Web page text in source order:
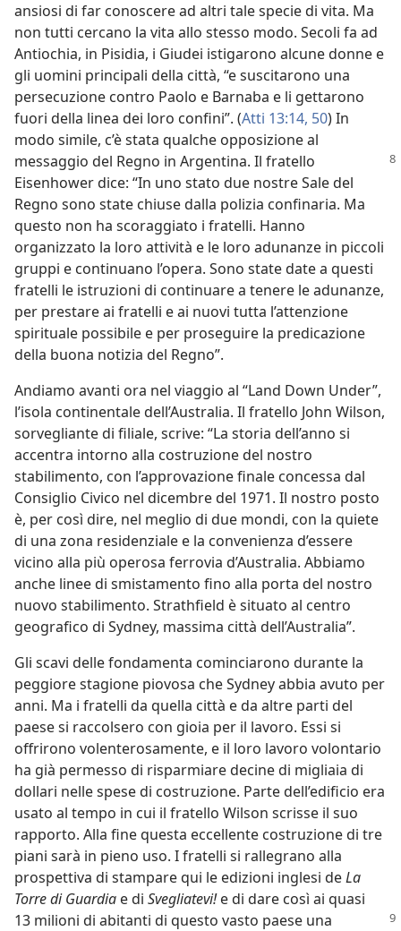
ansiosi di far conoscere ad altri tale specie di vita. Ma
non tutti cercano la vita allo stesso modo. Secoli fa ad
Antiochia, in Pisidia, i Giudei istigarono alcune donne e
gli uomini principali della città, “e suscitarono una
persecuzione contro Paolo e Barnaba e li gettarono
fuori della linea dei loro confini”. (Atti 13:14, 50) In
modo simile, c’è stata qualche opposizione al
messaggio del Regno in Argentina. Il fratello
Eisenhower dice: “In uno stato due nostre Sale del
Regno sono state chiuse dalla polizia confinaria. Ma
questo non ha scoraggiato i fratelli. Hanno
organizzato la loro attività e le loro adunanze in piccoli
gruppi e continuano l’opera. Sono state date a questi
fratelli le istruzioni di continuare a tenere le adunanze,
per prestare ai fratelli e ai nuovi tutta l’attenzione
spirituale possibile e per proseguire la predicazione
della buona notizia del Regno”.
Andiamo avanti ora nel viaggio al “Land Down Under”,
l’isola continentale dell’Australia. Il fratello John Wilson,
sorvegliante di filiale, scrive: “La storia dell’anno si
accentra intorno alla costruzione del nostro
stabilimento, con l’approvazione finale concessa dal
Consiglio Civico nel dicembre del 1971. Il nostro posto
è, per così dire, nel meglio di due mondi, con la quiete
di una zona residenziale e la convenienza d’essere
vicino alla più operosa ferrovia d’Australia. Abbiamo
anche linee di smistamento fino alla porta del nostro
nuovo stabilimento. Strathfield è situato al centro
geografico di Sydney, massima città dell’Australia”.
Gli scavi delle fondamenta cominciarono durante la
peggiore stagione piovosa che Sydney abbia avuto per
anni. Ma i fratelli da quella città e da altre parti del
paese si raccolsero con gioia per il lavoro. Essi si
offrirono volenterosamente, e il loro lavoro volontario
ha già permesso di risparmiare decine di migliaia di
dollari nelle spese di costruzione. Parte dell’edificio era
usato al tempo in cui il fratello Wilson scrisse il suo
rapporto. Alla fine questa eccellente costruzione di tre
piani sarà in pieno uso. I fratelli si rallegrano alla
prospettiva di stampare qui le edizioni inglesi deLa
Torre di Guardia e di Svegliatevi!e di dare così ai quasi
13 milioni di abitanti di questo vasto paese una